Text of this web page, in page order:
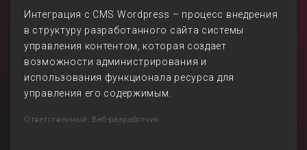
Интеграция с CMS Wordpress – процесс внедрения
в структуру разработанного сайта системы
управления контентом, которая создает
возможности администрирования и
использования функционала ресурса для
управления его содержимым.
Ответственный: Веб-разработчик